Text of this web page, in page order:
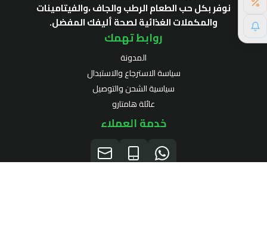
نوفر بكل حب الطعام الرطب والجاف ،والفيتامينات
والمكملات الغذائية لصحة أليفك المفضل.
روابط تهمك
المدونة
سياسة الاسترجاع والاستبدال
سياسية الشحن والتوصيل
عائلة هامتارو
خدمة العملاء